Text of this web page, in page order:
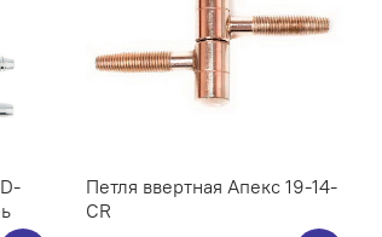
Петля ввертная Апекс 19-14-
CR